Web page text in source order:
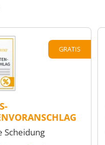
GRATIS
Scheidung